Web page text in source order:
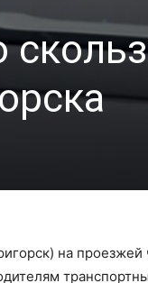
на проезжей